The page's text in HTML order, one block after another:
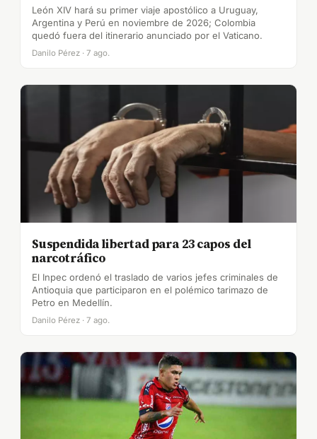
León XIV hará su primer viaje apostólico a Uruguay,
Argentina y Perú en noviembre de 2026; Colombia
quedó fuera del itinerario anunciado por el Vaticano.
Danilo Pérez · 7 ago.
Suspendida libertad para 23 capos del
narcotráfico
El Inpec ordenó el traslado de varios jefes criminales de
Antioquia que participaron en el polémico tarimazo de
Petro en Medellín.
Danilo Pérez · 7 ago.